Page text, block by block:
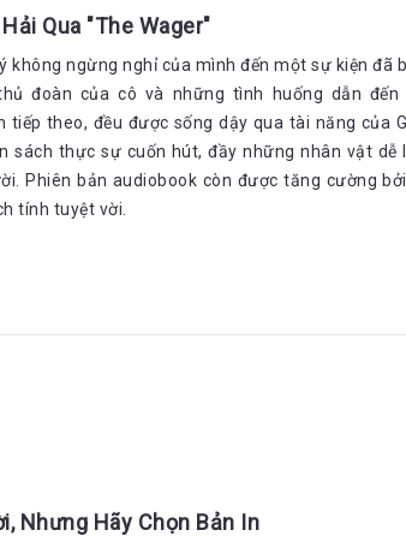
Qua "The Wager"
không ngừng nghỉ của mình đến một sự kiện đã
đoàn của cô và những tình huống dẫn
tiếp theo, đều được sống dậy qua tài năng của
sách thực sự cuốn hút, đầy những nhân vật
Phiên bản audiobook còn được tăng cường
tính tuyệt vời.
Nhưng Hãy Chọn Bản In